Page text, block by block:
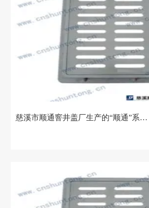
慈溪市顺通窨井盖厂生产的“顺通”系列